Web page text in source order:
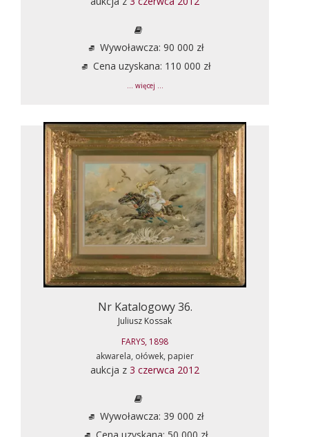
Wywoławcza: 90 000 zł
Cena uzyskana: 110 000 zł
... więcej ...
Nr Katalogowy 36.
Juliusz Kossak
FARYS, 1898
akwarela, ołówek, papier
aukcja z 3 czerwca 2012
Wywoławcza: 39 000 zł